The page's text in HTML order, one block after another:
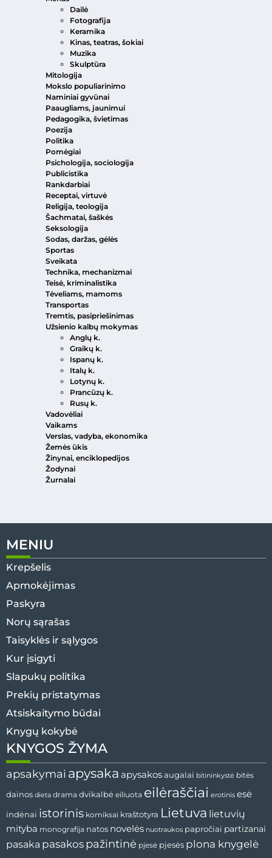
Dailė
Fotografija
Keramika
Kinas, teatras, šokiai
Muzika
Skulptūra
Mitologija
Mokslo populiarinimo
Naminiai gyvūnai
Paaugliams, jaunimui
Pedagogika, švietimas
Poezija
Politika
Pomėgiai
Psichologija, sociologija
Publicistika
Rankdarbiai
Receptai, virtuvė
Religija, teologija
Šachmatai, šaškės
Seksologija
Sodas, daržas, gėlės
Sportas
Sveikata
Technika, mechanizmai
Teisė, kriminalistika
Tėveliams, mamoms
Transportas
Tremtis, pasipriešinimas
Užsienio kalbų mokymas
Anglų k.
Graikų k.
Ispanų k.
Italų k.
Lotynų k.
Prancūzų k.
Rusų k.
Vadovėliai
Vaikams
Verslas, vadyba, ekonomika
Žemės ūkis
Žinynai, enciklopedijos
Žodynai
Žurnalai
MENIU
Krepšelis
Apmokėjimas
Paskyra
Norų sąrašas
Taisyklės ir sąlygos
Kur įsigyti
Slapukų politika
Prekių pristatymas
Atsiskaitymo būdai
Knygų kokybė
KNYGOS ŽYMA
apsakymai apysaka apysakos augalai bitininkystė bitės
dainos dieta drama dvikalbė eiliuota eilėraščiai erotinis esė
indėnai istorinis komiksai kraštotyra Lietuva lietuvių
mityba monografija natos novelės nuotraukos papročiai partizanai
pasaka pasakos pažintinė pjesė pjesės plona knygelė